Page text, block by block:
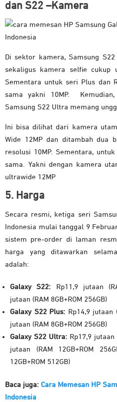
dan S22 –Kamera
Di sektor kamera, Samsung
sekaligus kamera selfie cukup
Sementara untuk seri Plus dan
sama yakni 10MP.
Samsung S22 Ultra memang
Ini bisa dilihat dari kamera
Wide 12MP dan ditambah dua
resolusi 10MP. Sementara,
sama. Yakni dengan kamera
ultrawide 12MP
5. Harga
Secara resmi, ketiga seri
Indonesia mulai tanggal 9
sistem pre-order di laman
harga yang ditawarkan
adalah:
Galaxy S22: Rp11,9 jutaan
jutaan (RAM 8GB+ROM 256GB)
Galaxy S22 Plus: Rp14,9 jutaan
jutaan (RAM 8GB+ROM 256GB)
Galaxy S22 Ultra:Rp17,9 jutaan
jutaan (RAM 12GB+ROM
12GB+ROM 512GB)
Baca juga: Cara Memesan HP
Indonesia